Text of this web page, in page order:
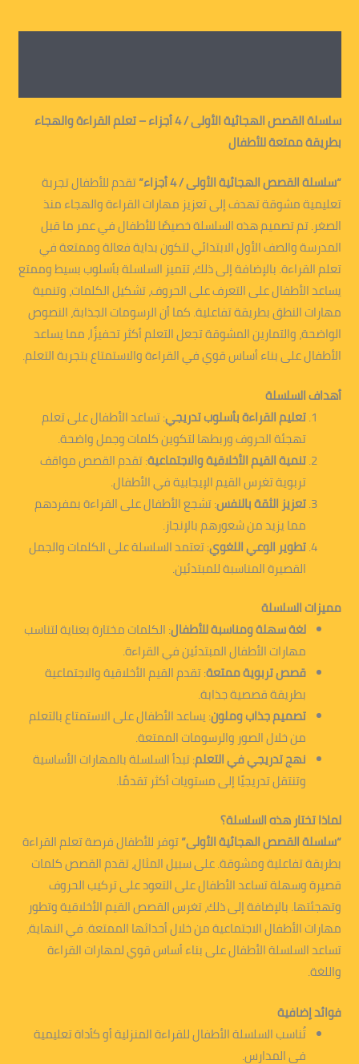
سلسلة القصص الهجائية الأولى / 4 أجزاء – تعلم القراءة والهجاء
بطريقة ممتعة للأطفال
“سلسلة القصص الهجائية الأولى / 4 أجزاء”
تقدم للأطفال تجربة
تعليمية مشوقة تهدف إلى تعزيز مهارات القراءة والهجاء منذ
الصغر. تم تصميم هذه السلسلة خصيصًا للأطفال في عمر ما قبل
المدرسة والصف الأول الابتدائي لتكون بداية فعالة وممتعة في
تعلم القراءة. بالإضافة إلى ذلك، تتميز السلسلة بأسلوب بسيط وممتع
يساعد الأطفال على التعرف على الحروف، تشكيل الكلمات، وتنمية
مهارات النطق بطريقة تفاعلية. كما أن الرسومات الجذابة، النصوص
الواضحة، والتمارين المشوقة تجعل التعلم أكثر تحفيزًا، مما يساعد
الأطفال على بناء أساس قوي في القراءة والاستمتاع بتجربة التعلم.
أهداف السلسلة
تعليم القراءة بأسلوب تدريجي: تساعد الأطفال على تعلم
تهجئة الحروف وربطها لتكوين كلمات وجمل واضحة.
تنمية القيم الأخلاقية والاجتماعية: تقدم القصص مواقف
تربوية تغرس القيم الإيجابية في الأطفال.
تعزيز الثقة بالنفس: تشجع الأطفال على القراءة بمفردهم
مما يزيد من شعورهم بالإنجاز.
تطوير الوعي اللغوي: تعتمد السلسلة على الكلمات والجمل
القصيرة المناسبة للمبتدئين.
مميزات السلسلة
لغة سهلة ومناسبة للأطفال: الكلمات مختارة بعناية لتناسب
مهارات الأطفال المبتدئين في القراءة.
قصص تربوية ممتعة: تقدم القيم الأخلاقية والاجتماعية
بطريقة قصصية جذابة.
تصميم جذاب وملون: يساعد الأطفال على الاستمتاع بالتعلم
من خلال الصور والرسومات الممتعة.
نهج تدريجي في التعلم: تبدأ السلسلة بالمهارات الأساسية
وتنتقل تدريجيًا إلى مستويات أكثر تقدمًا.
لماذا تختار هذه السلسلة؟
“سلسلة القصص الهجائية الأولى”توفر للأطفال فرصة تعلم القراءة
بطريقة تفاعلية ومشوقة. على سبيل المثال، تقدم القصص كلمات
قصيرة وسهلة تساعد الأطفال على التعود على تركيب الحروف
وتهجئتها. بالإضافة إلى ذلك، تغرس القصص القيم الأخلاقية وتطور
مهارات الأطفال الاجتماعية من خلال أحداثها الممتعة. في النهاية،
تساعد السلسلة الأطفال على بناء أساس قوي لمهارات القراءة
واللغة.
فوائد إضافية
تُناسب السلسلة الأطفال للقراءة المنزلية أو كأداة تعليمية
في المدارس.